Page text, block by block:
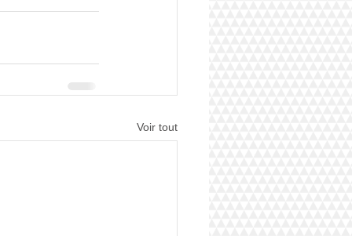
Voir tout